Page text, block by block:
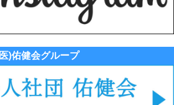
医)佑健会グループ